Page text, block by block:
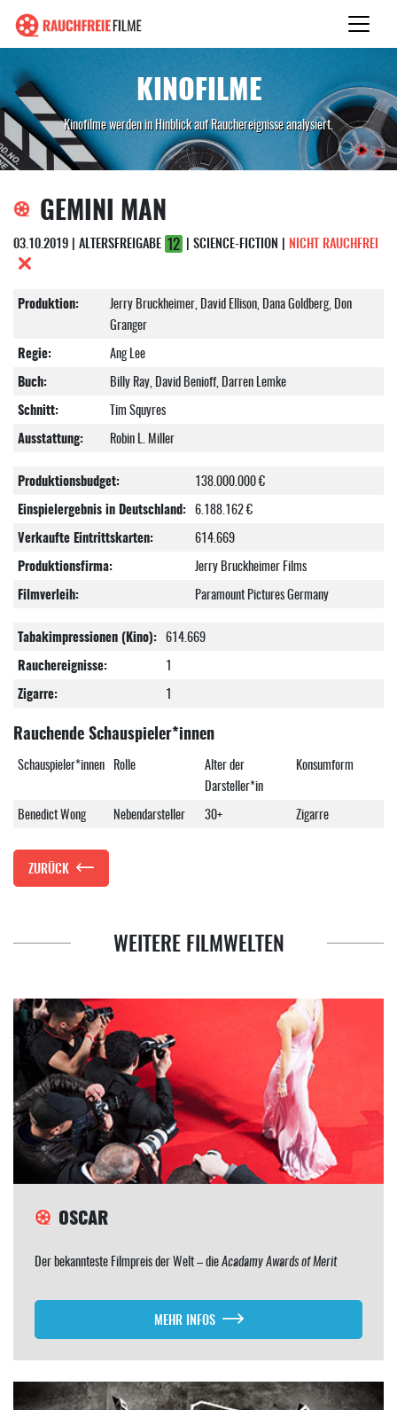
KINOFILME
Kinofilme werden in Hinblick auf Rauchereignisse analysiert.
GEMINI MAN
03.10.2019 | ALTERSFREIGABE | SCIENCE-FICTION | NICHT RAUCHFREI
Produktion:
Jerry Bruckheimer, David Ellison, Dana Goldberg, Don
Granger
Regie:
Ang Lee
Buch:
Billy Ray, David Benioff, Darren Lemke
Schnitt:
Tim Squyres
Ausstattung:
Robin L. Miller
Produktionsbudget:
138.000.000 €
Einspielergebnis in Deutschland: 6.188.162 €
Verkaufte Eintrittskarten:
614.669
Produktionsfirma:
Jerry Bruckheimer Films
Filmverleih:
Paramount Pictures Germany
Tabakimpressionen (Kino): 614.669
Rauchereignisse:
1
Zigarre:
1
Rauchende Schauspieler*innen
Schauspieler*innen Rolle
Alter der
Darsteller*in
Konsumform
Benedict Wong Nebendarsteller 30+ Zigarre
ZURÜCK
WEITERE FILMWELTEN
OSCAR
Der bekannteste Filmpreis der Welt – dieAcadamy Awards of Merit
MEHR INFOS